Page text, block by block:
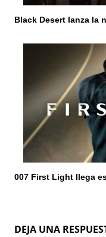
Black Desert lanza la
007 First Light llega
DEJA UNA